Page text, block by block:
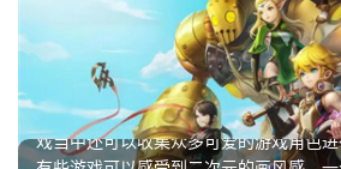
游戏辅助：萌宅社区
steam link
首页 游戏
专题 榜单
角色扮演手游能够让玩家体验不一样的
份，去完成各种丰富的任务等等的玩法
理引擎与交互精美的画面，可以打发时
在画面场景上。模型上也制作的精致细
戏当中还可以收集众多可爱的游戏角色进
有些游戏可以感受到二次元的画风感，